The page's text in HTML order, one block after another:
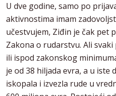
U dve godine, samo po
aktivnostima imam
učestvujem, Ziđin je čak pet
Zakona o rudarstvu. Ali
ili ispod zakonskog
je od 38 hiljada evra, a u iste
iskopala i izvezla rude u